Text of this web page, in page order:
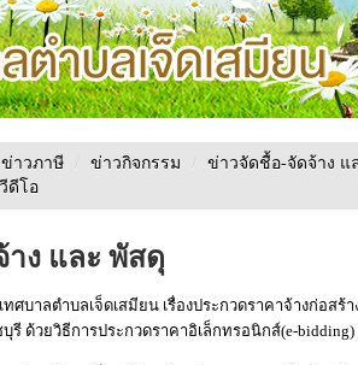
ข่าวภาษี / ข่าวกิจกรรม / ข่าวจัดชื้อ-จัดจ้าง แ
วีดีโอ
ง และ พัสดุ
ทศบาลตำบลเจ็ดเสมียน เรื่องประกวดราคาจ้างก่อส
รี ด้วยวิธีการประกวดราคาอิเล็กทรอนิกส์(e-bidding)